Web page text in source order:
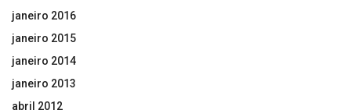
janeiro 2016
janeiro 2015
janeiro 2014
janeiro 2013
abril 2012